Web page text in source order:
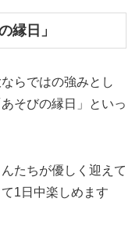
縁日」
らではの強みとし
そびの縁日」といっ
たちが優しく迎えて
1日中楽しめます